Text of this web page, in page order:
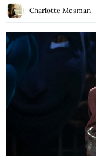
Charlotte Mesman